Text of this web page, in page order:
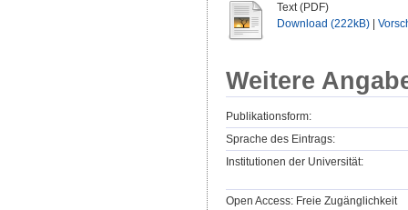
Text (PDF)
Download (222kB)
Weitere
Publikationsform:
Sprache des Eintrags:
Institutionen der Universität:
Open Access: Freie Zugänglichkeit